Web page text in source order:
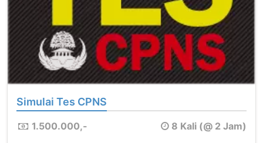
Simulai Tes CPNS
1.500.000,-
8 Kali (@ 2 Jam)